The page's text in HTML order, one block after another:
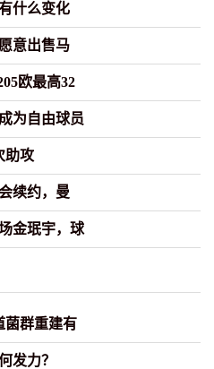
什么变化
意出售马
欧最高32
为自由球员
助攻
续约，曼
金珉宇，球
菌群重建有
发力？